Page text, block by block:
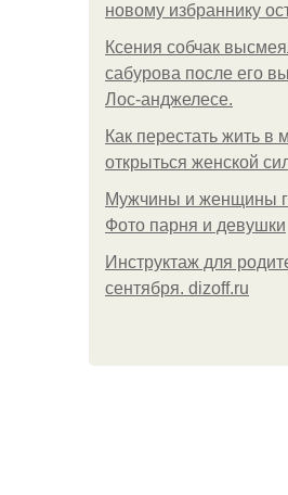
новому избраннику
Ксения собчак
сабурова после его
Лос-анджелесе.
Как перестать жить в
открыться женской
Мужчины и женщины
Фото парня и девушки
Инструктаж для
сентября. dizoff.ru